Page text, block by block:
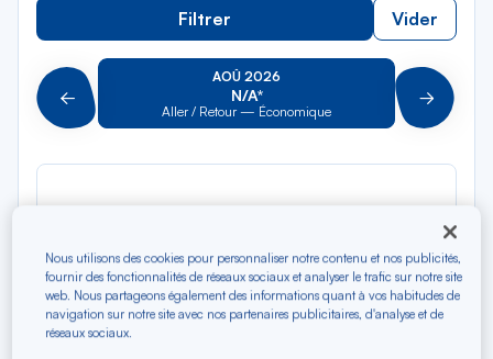
Filtrer Vider
Précédent
AOÛ 2026
N/A*
Aller / Retour — Économique Suivant
Nous utilisons des cookies pour personnaliser notre contenu et nos publicités,
fournir des fonctionnalités de réseaux sociaux et analyser le trafic sur notre site
web. Nous partageons également des informations quant à vos habitudes de
navigation sur notre site avec nos partenaires publicitaires, d'analyse et de
réseaux sociaux.